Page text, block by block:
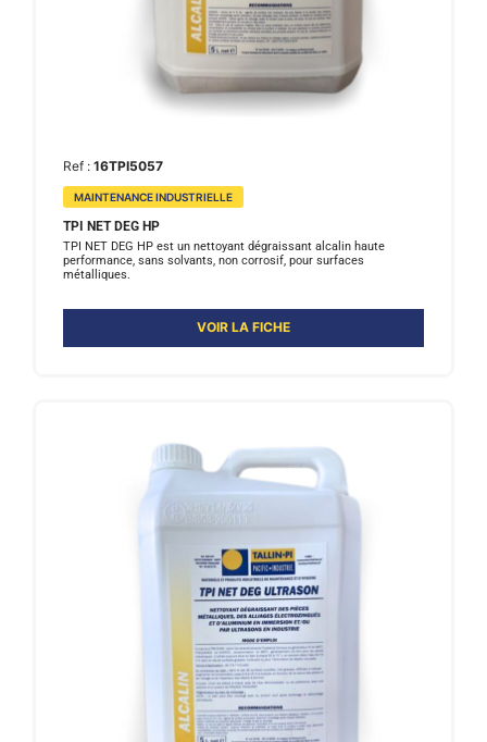
Ref : 16TPI5057
MAINTENANCE INDUSTRIELLE
TPI NET DEG HP
TPI NET DEG HP est un nettoyant dégraissant alcalin haute
performance, sans solvants, non corrosif, pour surfaces
métalliques.
VOIR LA FICHE